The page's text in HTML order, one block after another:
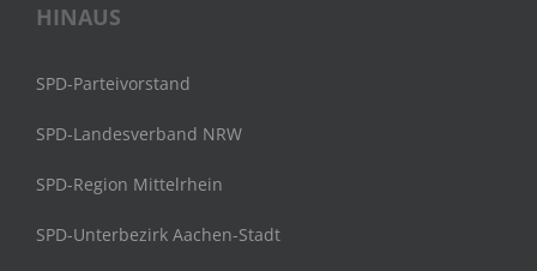
HINAUS
SPD-Parteivorstand
SPD-Landesverband NRW
SPD-Region Mittelrhein
SPD-Unterbezirk Aachen-Stadt